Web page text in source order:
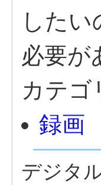
した
必要が
カテゴ
録画
デジタ